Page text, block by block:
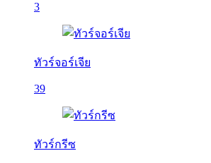
3
ทัวร์จอร์เจีย
39
ทัวร์กรีซ